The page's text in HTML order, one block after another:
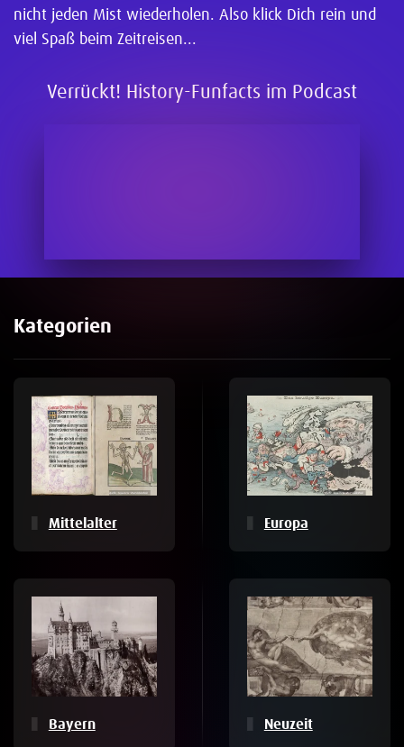
nicht jeden Mist wiederholen. Also klick Dich rein und
viel Spaß beim Zeitreisen...
Verrückt! History-Funfacts im Podcast
Kategorien
Mittelalter Europa
Bayern Neuzeit